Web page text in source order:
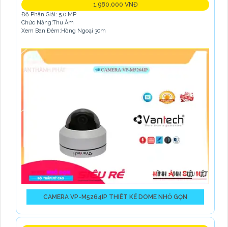
CAMERA VP-M5264IP THIÊT KẾ DOME NHỎ GỌN
1,980,000 VNĐ
Độ Phân Giải: 5.0 MP
Chức Năng:Thu Âm
Xem Ban Đêm:Hồng Ngoại 30m